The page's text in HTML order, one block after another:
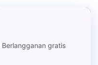
gratis